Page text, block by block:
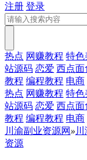
注册 登录
热点 网赚教程 特色
站源码 恋爱 西点面
教程 编程教程 电商
热点 网赚教程 特色
站源码 恋爱 西点面
教程 编程教程 电商
川渝副业资源网 »
资源